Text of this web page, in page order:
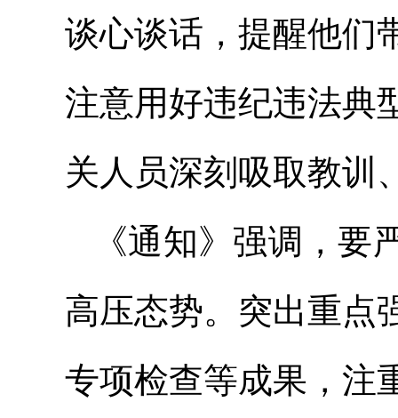
谈心谈话，提醒他们
注意用好违纪违法典
关人员深刻吸取教训
《通知》强调，
高压态势。突出重点
专项检查等成果，注